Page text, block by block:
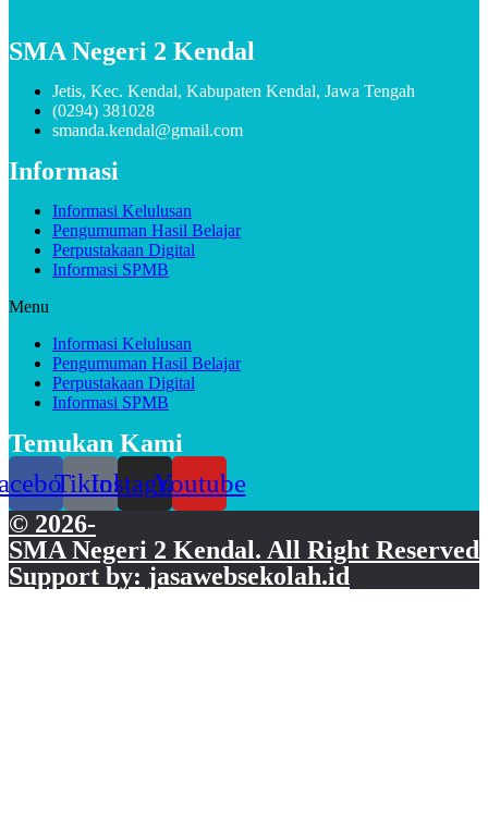
SMA Negeri 2 Kendal
Jetis, Kec. Kendal, Kabupaten Kendal, Jawa Tengah
(0294) 381028
smanda.kendal@gmail.com
Informasi
Informasi Kelulusan
Pengumuman Hasil Belajar
Perpustakaan Digital
Informasi SPMB
Menu
Informasi Kelulusan
Pengumuman Hasil Belajar
Perpustakaan Digital
Informasi SPMB
Temukan Kami
TiktokInstagramYoutube
© 2026-
SMA Negeri 2 Kendal. All Right Reserved
Support by: jasawebsekolah.id